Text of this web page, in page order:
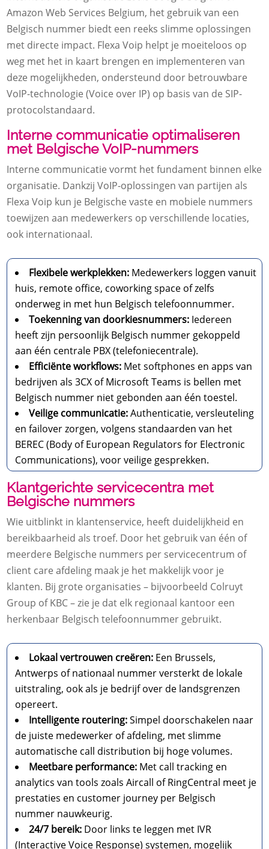
Amazon Web Services Belgium, het gebruik van een
Belgisch nummer biedt een reeks slimme oplossingen
met directe impact. Flexa Voip helpt je moeiteloos op
weg met het in kaart brengen en implementeren van
deze mogelijkheden, ondersteund door betrouwbare
VoIP-technologie (Voice over IP) op basis van de SIP-
protocolstandaard.
Interne communicatie optimaliseren
met Belgische VoIP-nummers
Interne communicatie vormt het fundament binnen elke
organisatie. Dankzij VoIP-oplossingen van partijen als
Flexa Voip kun je Belgische vaste en mobiele nummers
toewijzen aan medewerkers op verschillende locaties,
ook internationaal.
Flexibele werkplekken: Medewerkers loggen vanuit
huis, remote office, coworking space of zelfs
onderweg in met hun Belgisch telefoonnummer.
Toekenning van doorkiesnummers: Iedereen
heeft zijn persoonlijk Belgisch nummer gekoppeld
aan één centrale PBX (telefoniecentrale).
Efficiënte workflows: Met softphones en apps van
bedrijven als 3CX of Microsoft Teams is bellen met
Belgisch nummer niet gebonden aan één toestel.
Veilige communicatie:Authenticatie, versleuteling
en failover zorgen, volgens standaarden van het
BEREC (Body of European Regulators for Electronic
Communications), voor veilige gesprekken.
Klantgerichte servicecentra met
Belgische nummers
Wie uitblinkt in klantenservice, heeft duidelijkheid en
bereikbaarheid als troef. Door het gebruik van één of
meerdere Belgische nummers per servicecentrum of
client care afdeling maak je het makkelijk voor je
klanten. Bij grote organisaties – bijvoorbeeld Colruyt
Group of KBC – zie je dat elk regionaal kantoor een
herkenbaar Belgisch telefoonnummer gebruikt.
Lokaal vertrouwen creëren: Een Brussels,
Antwerps of nationaal nummer versterkt de lokale
uitstraling, ook als je bedrijf over de landsgrenzen
opereert.
Intelligente routering:Simpel doorschakelen naar
de juiste medewerker of afdeling, met slimme
automatische call distribution bij hoge volumes.
Meetbare performance: Met call tracking en
analytics van tools zoals Aircall of RingCentral meet je
prestaties en customer journey per Belgisch
nummer nauwkeurig.
24/7 bereik: Door links te leggen met IVR
(Interactive Voice Response) systemen, mogelijk